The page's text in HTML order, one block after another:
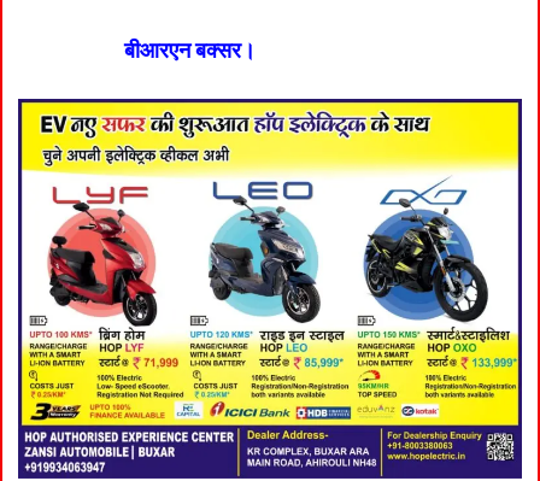
बीआरएन बक्सर।